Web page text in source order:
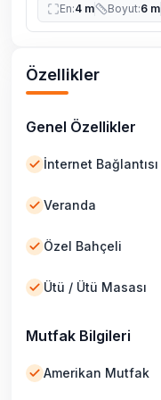
En:4 m Boyut:6 m
Özellikler
Genel Özellikler
İnternet Bağlantısı
Veranda
Özel Bahçeli
Ütü / Ütü Masası
Mutfak Bilgileri
Amerikan Mutfak